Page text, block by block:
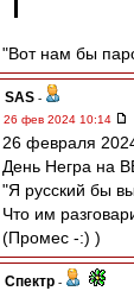
"Вот нам бы
SAS -
26 фев 2024 10:14
26 февраля
День Негра на
"Я русский бы
Что им
(Промес -:) )
Спектр -